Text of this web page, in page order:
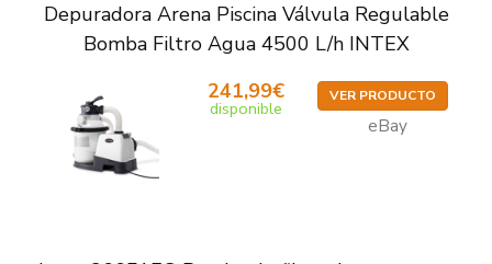
Depuradora Arena Piscina Válvula Regulable
Bomba Filtro Agua 4500 L/h INTEX
241,99€
disponible
VER PRODUCTO
eBay